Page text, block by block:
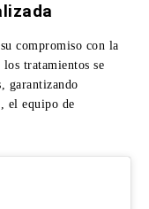
compromiso con la
tratamientos se
garantizando
el equipo de